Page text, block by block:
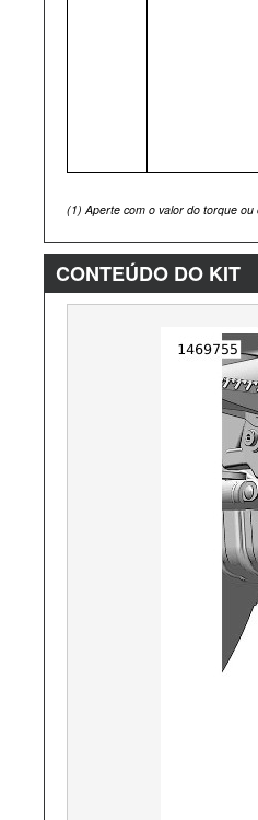
(1) Aperte com o valor do torque
CONTEÚDO DO KIT